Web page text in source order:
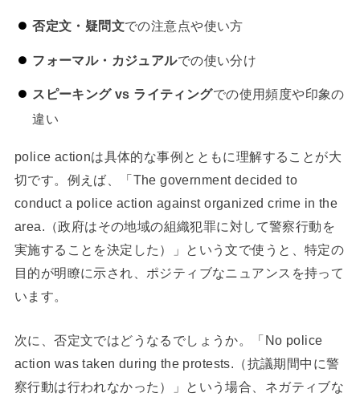
否定文・疑問文での注意点や使い方
フォーマル・カジュアルでの使い分け
スピーキング vs ライティングでの使用頻度や印象の
違い
police actionは具体的な事例とともに理解することが大
切です。例えば、「The government decided to
conduct a police action against organized crime in the
area.（政府はその地域の組織犯罪に対して警察行動を
実施することを決定した）」という文で使うと、特定の
目的が明瞭に示され、ポジティブなニュアンスを持って
います。
次に、否定文ではどうなるでしょうか。「No police
action was taken during the protests.（抗議期間中に警
察行動は行われなかった）」という場合、ネガティブな